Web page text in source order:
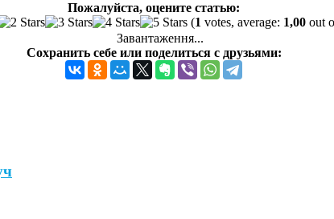
Пожалуйста, оцените статью:
(1 votes, average: 1,00 out
Завантаження...
Сохранить себе или поделиться с друзьями: